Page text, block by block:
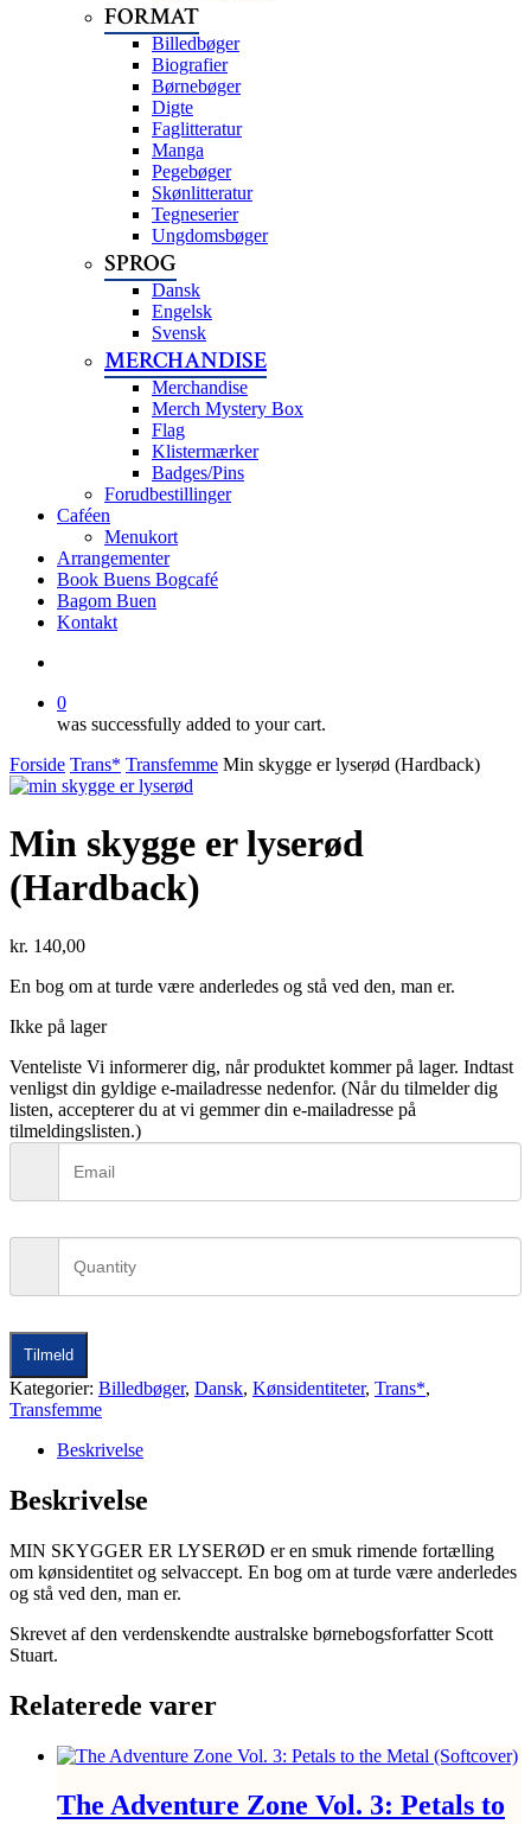
FORMAT
Billedbøger
Biografier
Børnebøger
Digte
Faglitteratur
Manga
Pegebøger
Skønlitteratur
Tegneserier
Ungdomsbøger
SPROG
Dansk
Engelsk
Svensk
MERCHANDISE
Merchandise
Merch Mystery Box
Flag
Klistermærker
Badges/Pins
Forudbestillinger
Caféen
Menukort
Arrangementer
Book Buens Bogcafé
Bagom Buen
Kontakt
0
was successfully added to your cart.
Forside Trans* Transfemme Min skygge er lyserød (Hardback)
Min skygge er lyserød
(Hardback)
kr. 140,00
En bog om at turde være anderledes og stå ved den, man er.
Ikke på lager
Venteliste Vi informerer dig, når produktet kommer på lager. Indtast
venligst din gyldige e-mailadresse nedenfor. (Når du tilmelder dig
listen, accepterer du at vi gemmer din e-mailadresse på
tilmeldingslisten.)
Tilmeld
Kategorier: Billedbøger, Dansk, Kønsidentiteter, Trans*,
Transfemme
Beskrivelse
Beskrivelse
MIN SKYGGER ER LYSERØD er en smuk rimende fortælling
om kønsidentitet og selvaccept. En bog om at turde være anderledes
og stå ved den, man er.
Skrevet af den verdenskendte australske børnebogsforfatter Scott
Stuart.
Relaterede varer
The Adventure Zone Vol. 3: Petals to